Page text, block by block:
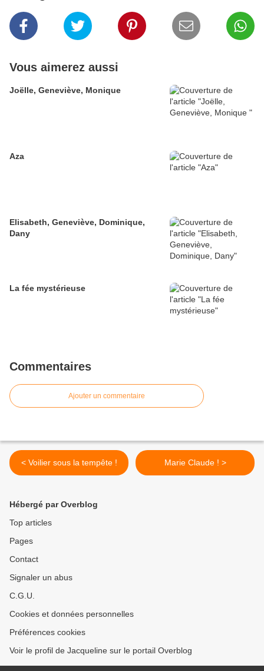
Vous aimerez aussi
Joëlle, Geneviève, Monique
Aza
Elisabeth, Geneviève, Dominique,
Dany
La fée mystérieuse
Commentaires
Ajouter un commentaire
< Voilier sous la tempête ! Marie Claude ! >
Hébergé par Overblog
Top articles
Pages
Contact
Signaler un abus
C.G.U.
Cookies et données personnelles
Préférences cookies
Voir le profil de Jacqueline sur le portail Overblog